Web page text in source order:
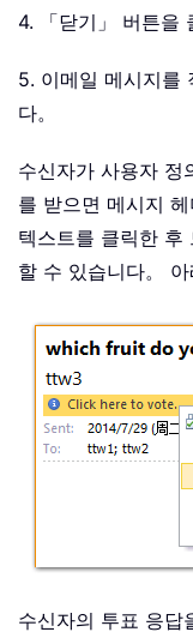
4. 「닫기」 버튼을
5. 이메일 메시지를
다。
수신자가 사용자 정
를 받으면 메시지
텍스트를 클릭한 후
할 수 있습니다。
수신자의 투표 응답